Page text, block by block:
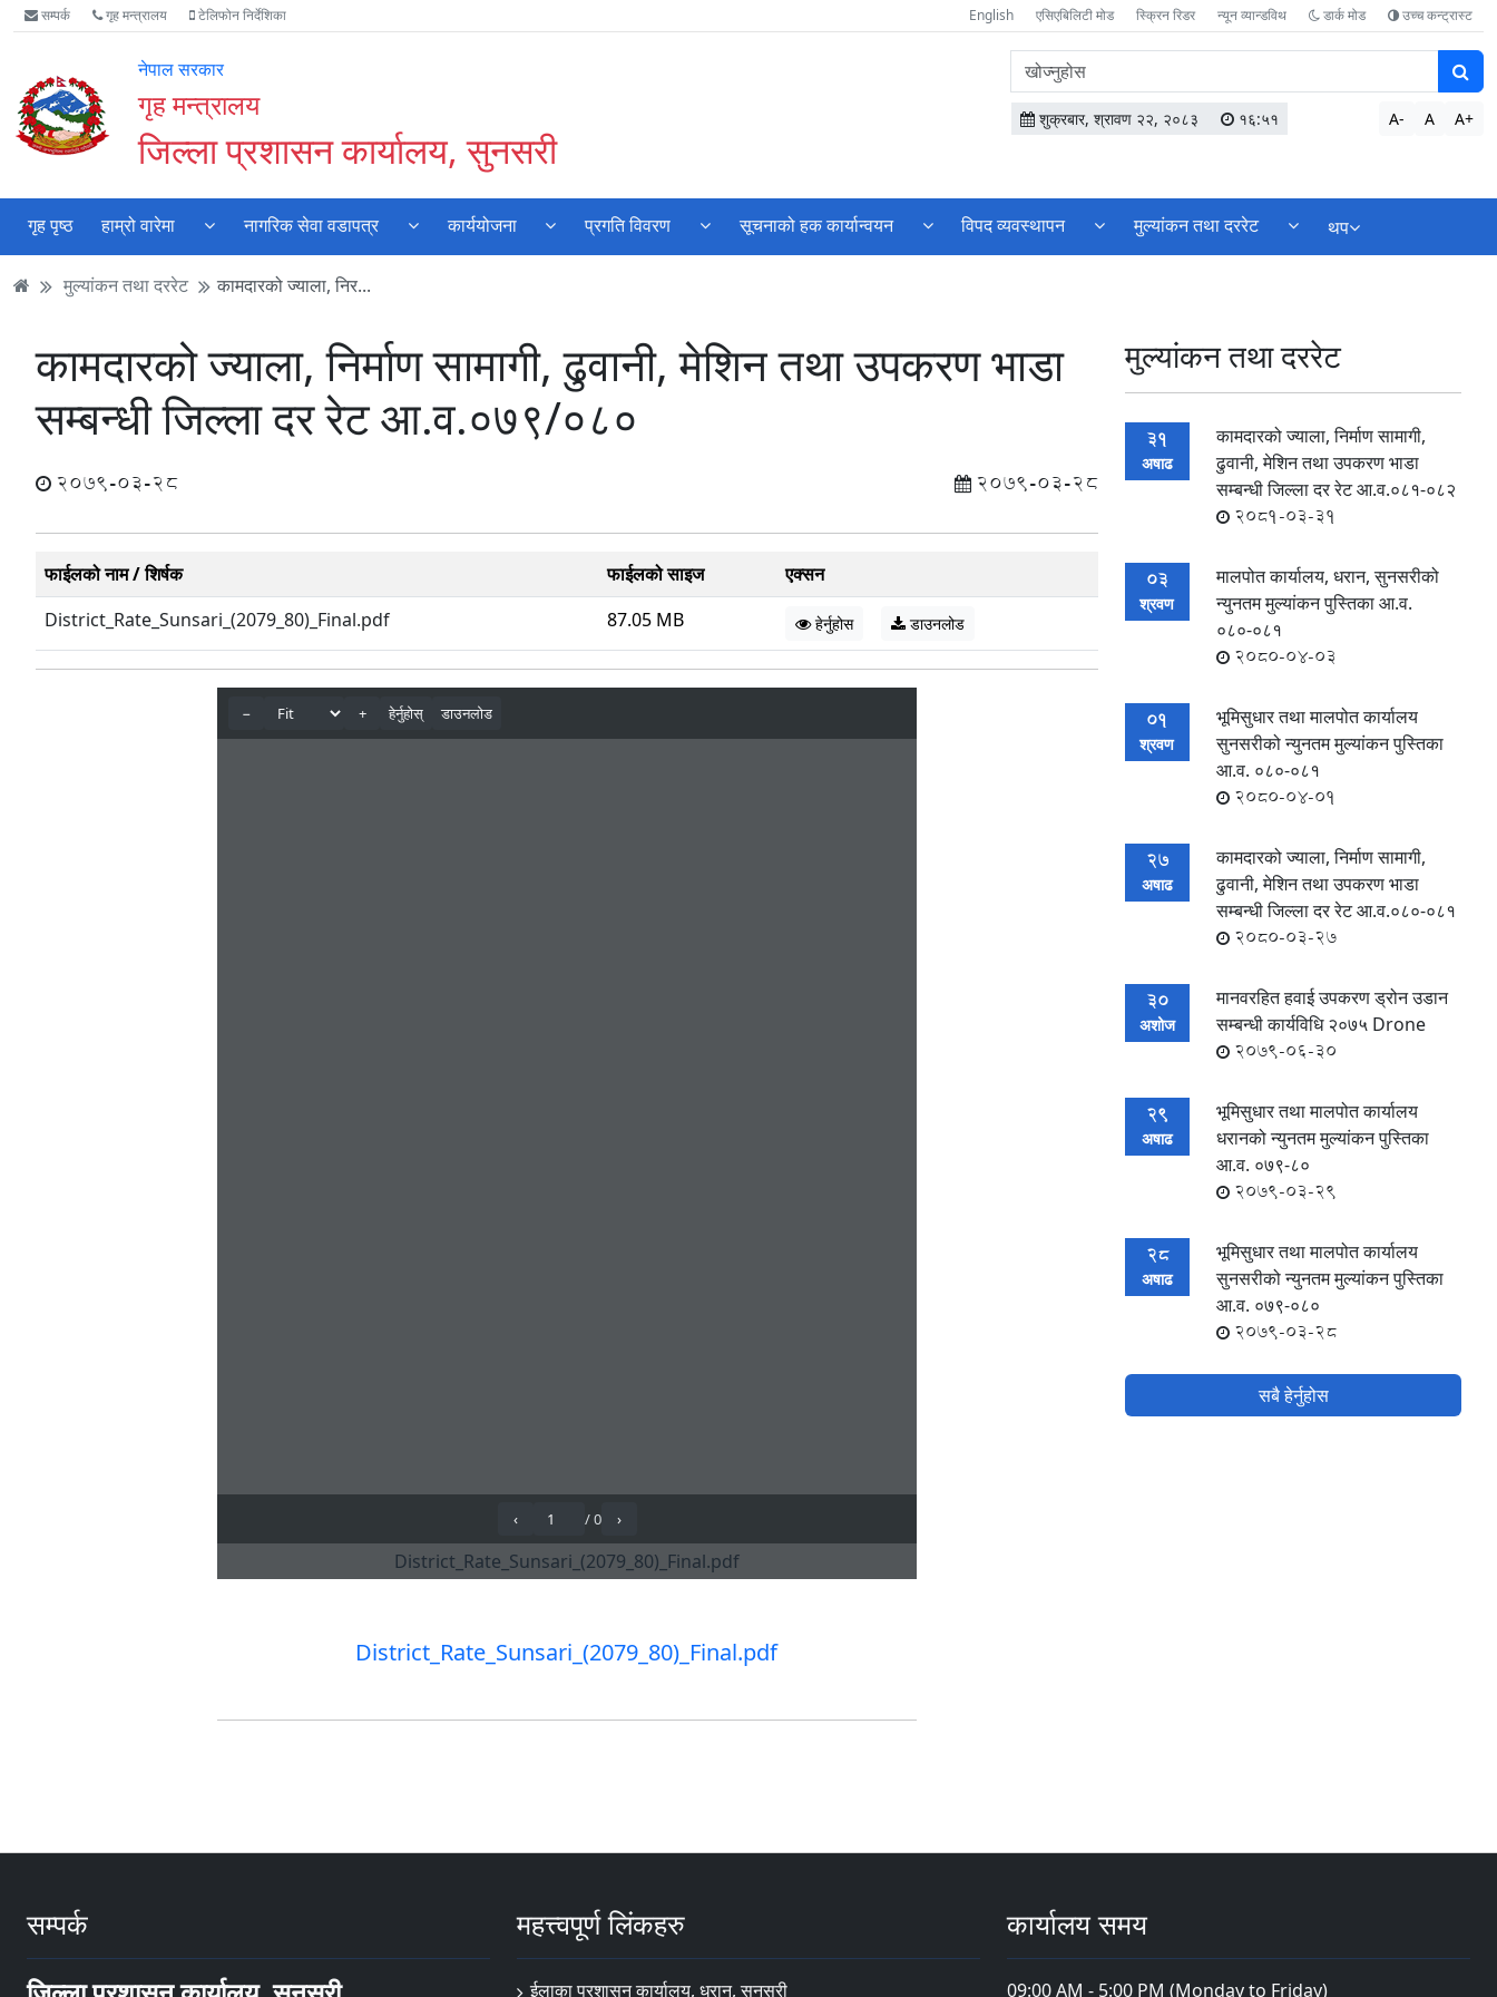
Accessibility
Mode
गर्नुहोस्
मुख्य
सामाग्री
मुख्य
नेभिगेसन
वेबसाइट
खोजमा
सम्पर्क गृह मन्त्रालय टेलिफोन निर्देशिका English एसिएबिलिटी मोड स्क्रिन रिडर न्यून व्यान्डविथ डार्क मोड उच्च कन्ट्रास्ट
नेपाल सरकार
गृह मन्त्रालय
जिल्ला प्रशासन कार्यालय, सुनसरी
वेबसाइटमा
सामग्री
खोज्नुहोस
शुक्रबार, श्रावण २२, २०८३ १६:५१ A- A A+
गृह पृष्ठ हाम्रो वारेमा नागरिक सेवा वडापत्र कार्ययोजना प्रगति विवरण सूचनाको हक कार्यान्वयन विपद व्यवस्थापन मुल्यांकन तथा दररेट थप
मुल्यांकन तथा दररेट कामदारको ज्याला, निर...
कामदारको ज्याला, निर्माण सामागी, ढुवानी, मेशिन तथा उपकरण भाडा
सम्बन्धी जिल्ला दर रेट आ.व.०७९/०८०
2079-03-28 2079-03-28
फाईलको नाम / शिर्षक फाईलको साइज
एक्सन
District_Rate_Sunsari_(2079_80)_Final.pdf
87.05 MB हेर्नुहोस डाउनलोड
District_Rate_Sunsari_(2079_80)_Final.pdf
मुल्यांकन तथा दररेट
31
अषाढ
कामदारको ज्याला, निर्माण सामागी,
ढुवानी, मेशिन तथा उपकरण भाडा
सम्बन्धी जिल्ला दर रेट आ.व.०८१-०८२
2081-03-31
03
श्रवण
मालपोत कार्यालय, धरान, सुनसरीको
न्युनतम मुल्यांकन पुस्तिका आ.व.
०८०-०८१
2080-04-03
01
श्रवण
भूमिसुधार तथा मालपोत कार्यालय
सुनसरीको न्युनतम मुल्यांकन पुस्तिका
आ.व. ०८०-०८१
2080-04-01
27
अषाढ
कामदारको ज्याला, निर्माण सामागी,
ढुवानी, मेशिन तथा उपकरण भाडा
सम्बन्धी जिल्ला दर रेट आ.व.०८०-०८१
2080-03-27
30
अशोज
मानवरहित हवाई उपकरण ड्रोन उडान
सम्बन्धी कार्यविधि २०७५ Drone
2079-06-30
29
अषाढ
भूमिसुधार तथा मालपोत कार्यालय
धरानको न्युनतम मुल्यांकन पुस्तिका
आ.व. ०७९-८०
2079-03-29
28
अषाढ
भूमिसुधार तथा मालपोत कार्यालय
सुनसरीको न्युनतम मुल्यांकन पुस्तिका
आ.व. ०७९-०८०
2079-03-28
सबै हेर्नुहोस
सम्पर्क महत्त्वपूर्ण लिंकहरु
ईलाका प्रशासन कार्यालय, धरान, सुनसरी
कार्यालय समय
09:00 AM - 5:00 PM (Monday to Friday)